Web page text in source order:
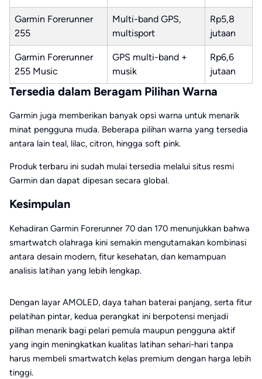
Garmin Forerunner
255
Multi-band GPS,
multisport
Rp5,8
jutaan
Garmin Forerunner
255 Music
GPS multi-band +
musik
Rp6,6
jutaan
Tersedia dalam Beragam Pilihan Warna
Garmin juga memberikan banyak opsi warna untuk menarik
minat pengguna muda. Beberapa pilihan warna yang tersedia
antara lain teal, lilac, citron, hingga soft pink.
Produk terbaru ini sudah mulai tersedia melalui situs resmi
Garmin dan dapat dipesan secara global.
Kesimpulan
Kehadiran Garmin Forerunner 70 dan 170 menunjukkan bahwa
smartwatch olahraga kini semakin mengutamakan kombinasi
antara desain modern, fitur kesehatan, dan kemampuan
analisis latihan yang lebih lengkap.
Dengan layar AMOLED, daya tahan baterai panjang, serta fitur
pelatihan pintar, kedua perangkat ini berpotensi menjadi
pilihan menarik bagi pelari pemula maupun pengguna aktif
yang ingin meningkatkan kualitas latihan sehari-hari tanpa
harus membeli smartwatch kelas premium dengan harga lebih
tinggi.